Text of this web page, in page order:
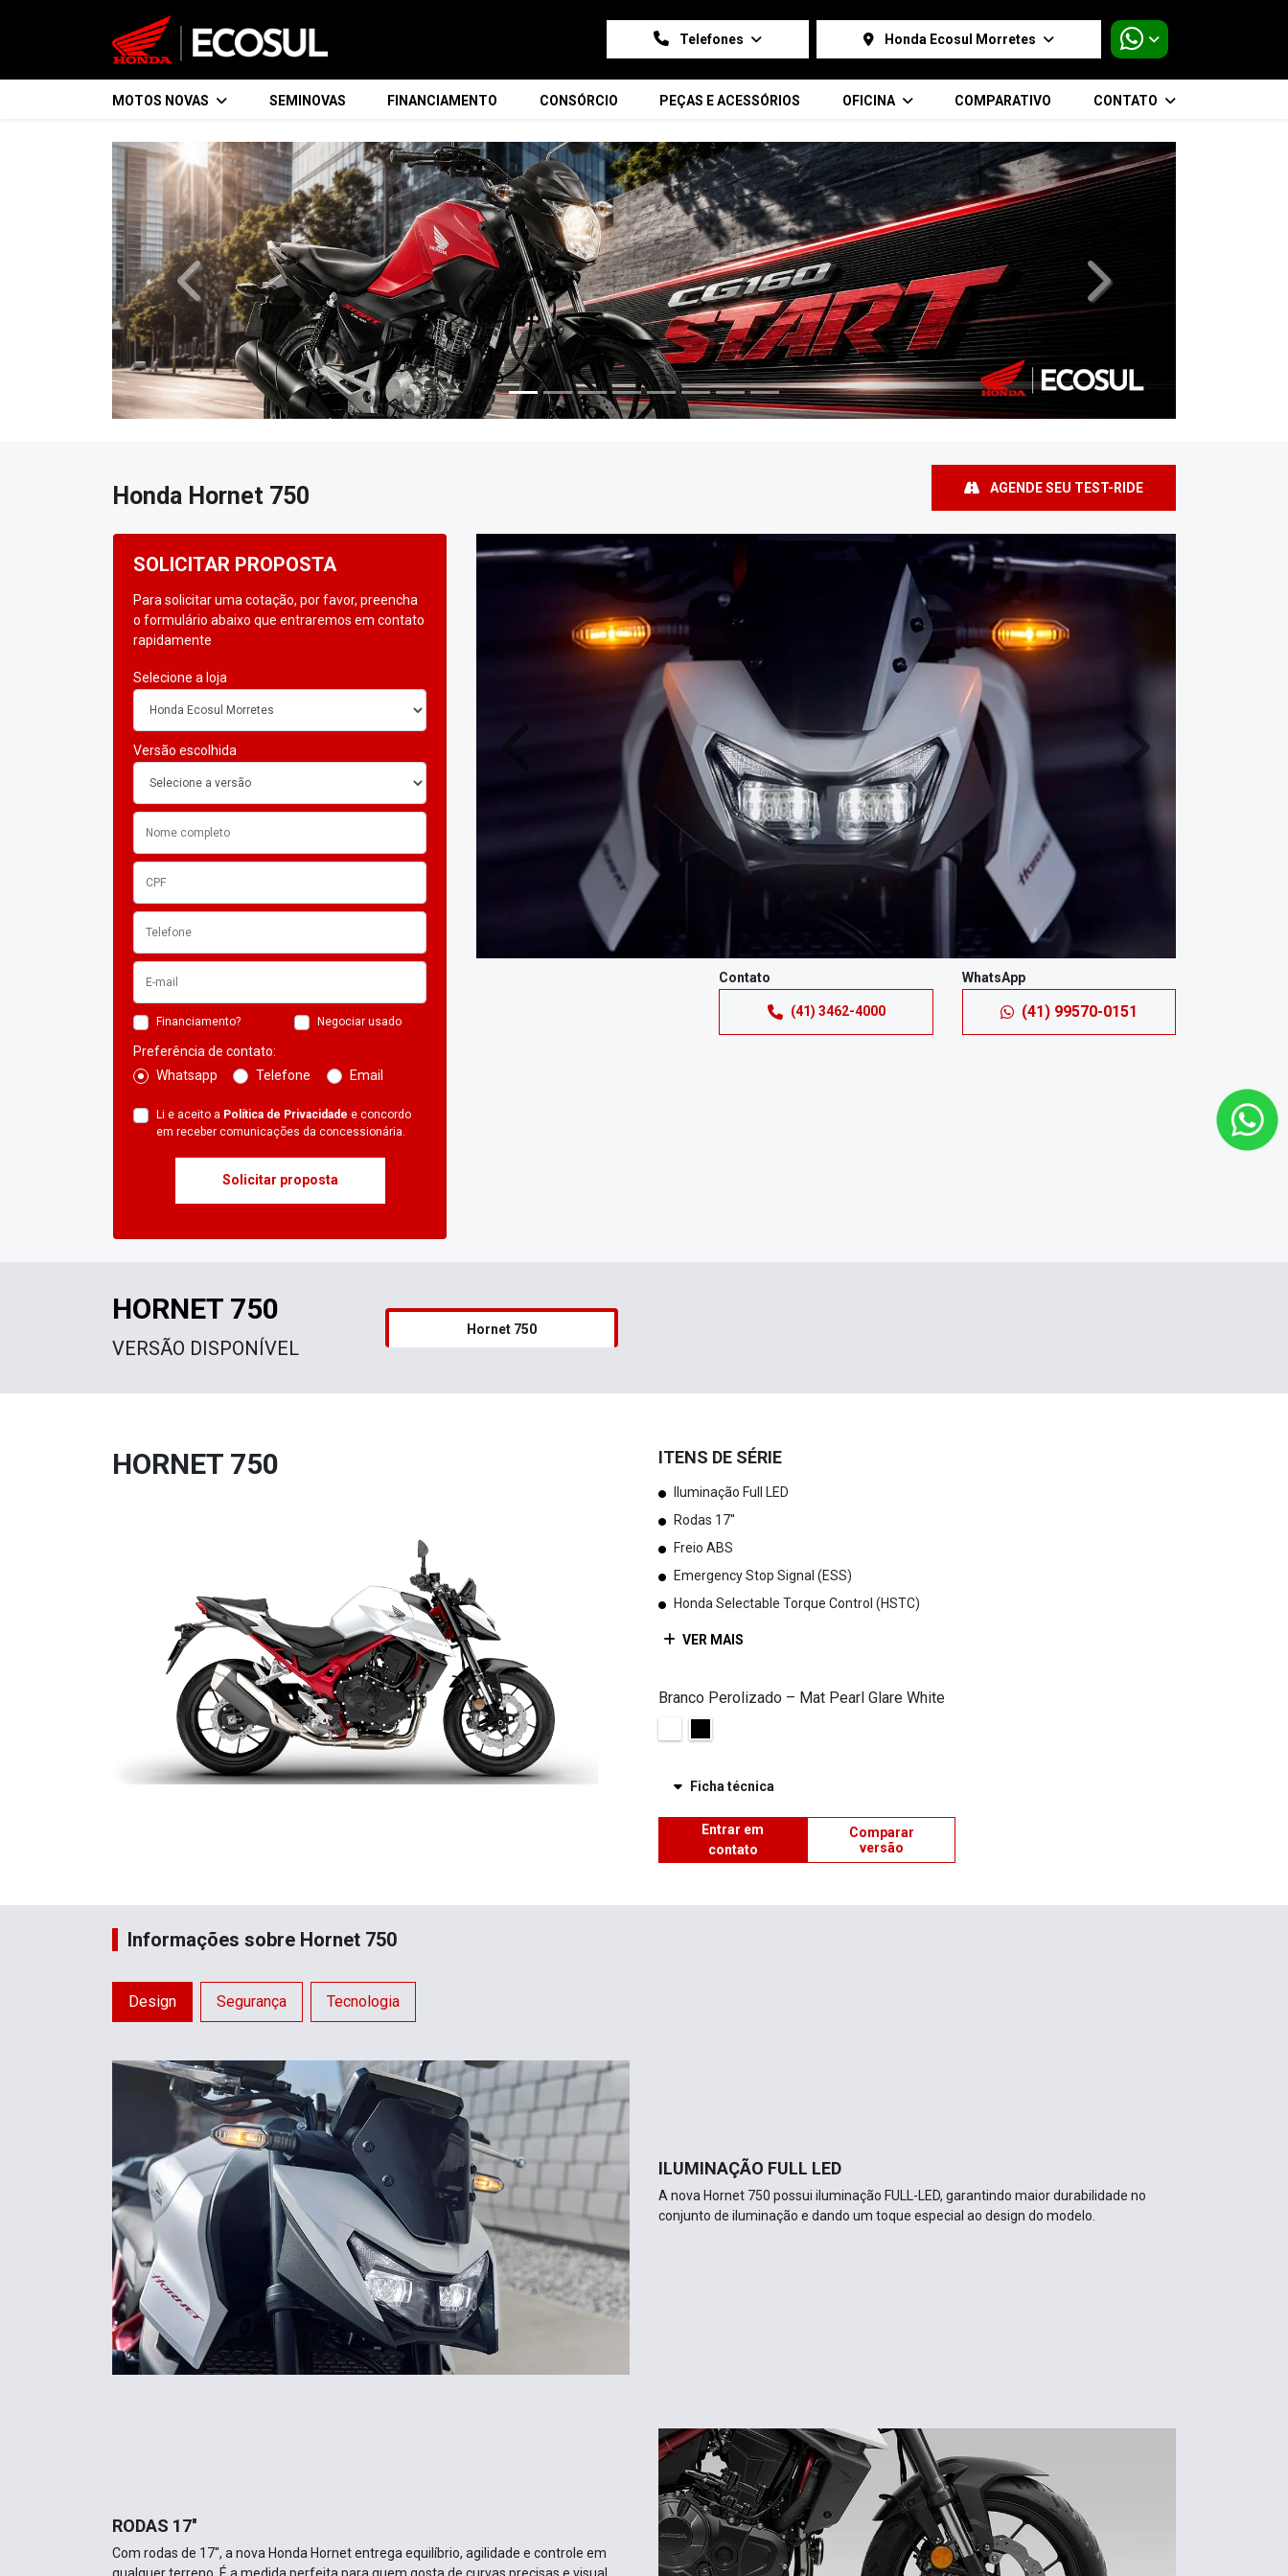
Telefones Honda Ecosul Morretes
MOTOS NOVAS SEMINOVAS FINANCIAMENTO CONSÓRCIO PEÇAS E ACESSÓRIOS OFICINA COMPARATIVO CONTATO
templates.template-01.components.carousel.texts.control_prev templates.template-
Honda Hornet 750 AGENDE SEU TEST-RIDE
SOLICITAR PROPOSTA
Para solicitar uma cotação, por favor, preencha
o formulário abaixo que entraremos em contato
rapidamente
Selecione a loja
Versão escolhida
Financiamento? Negociar usado
Preferência de contato:
Whatsapp
Telefone Email
Li e aceito a Política de Privacidade e concordo
em receber comunicações da concessionária.
Solicitar proposta
Próximo
Contato
(41) 3462-4000
WhatsApp
(41) 99570-0151
HORNET 750
VERSÃO DISPONÍVEL
Hornet 750
HORNET 750 ITENS DE SÉRIE
Iluminação Full LED
Rodas 17''
Freio ABS
Emergency Stop Signal (ESS)
Honda Selectable Torque Control (HSTC)
VER MAIS
Branco Perolizado – Mat Pearl Glare White
Ficha técnica
Entrar em
contato
Comparar
versão
Informações sobre Hornet 750
Design Segurança Tecnologia
ILUMINAÇÃO FULL LED
A nova Hornet 750 possui iluminação FULL-LED, garantindo maior durabilidade no
conjunto de iluminação e dando um toque especial ao design do modelo.
RODAS 17''
Com rodas de 17'', a nova Honda Hornet entrega equilíbrio, agilidade e controle em